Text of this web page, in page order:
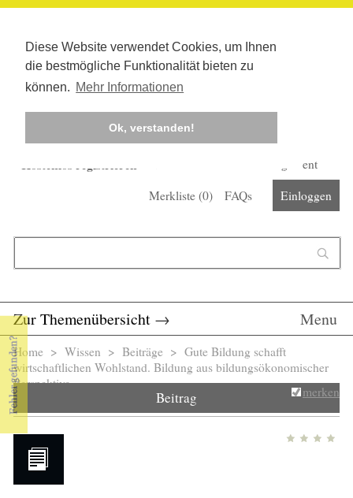
Diese Website verwendet Cookies, um Ihnen
die bestmögliche Funktionalität bieten zu
können. Mehr Informationen
Ok, verstanden!
Kostenlos registrieren
Corona-Management
Merkliste (0) FAQs Einloggen
Zur Themenübersicht → Menu
Sie sind hier
Home > Wissen > Beiträge > Gute Bildung schafft
wirtschaftlichen Wohlstand. Bildung aus bildungsökonomischer
Perspektive
Beitrag merken